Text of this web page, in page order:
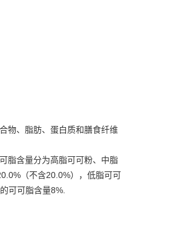
物、脂肪、蛋白质和膳食纤维
脂含量分为高脂可可粉、中脂
（不含20.0%），低脂可可
可可脂含量8%.